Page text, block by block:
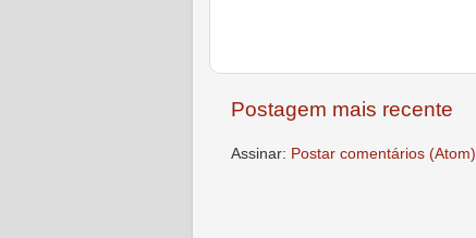
Postagem mais recente
Assinar: Postar comentários (Atom)